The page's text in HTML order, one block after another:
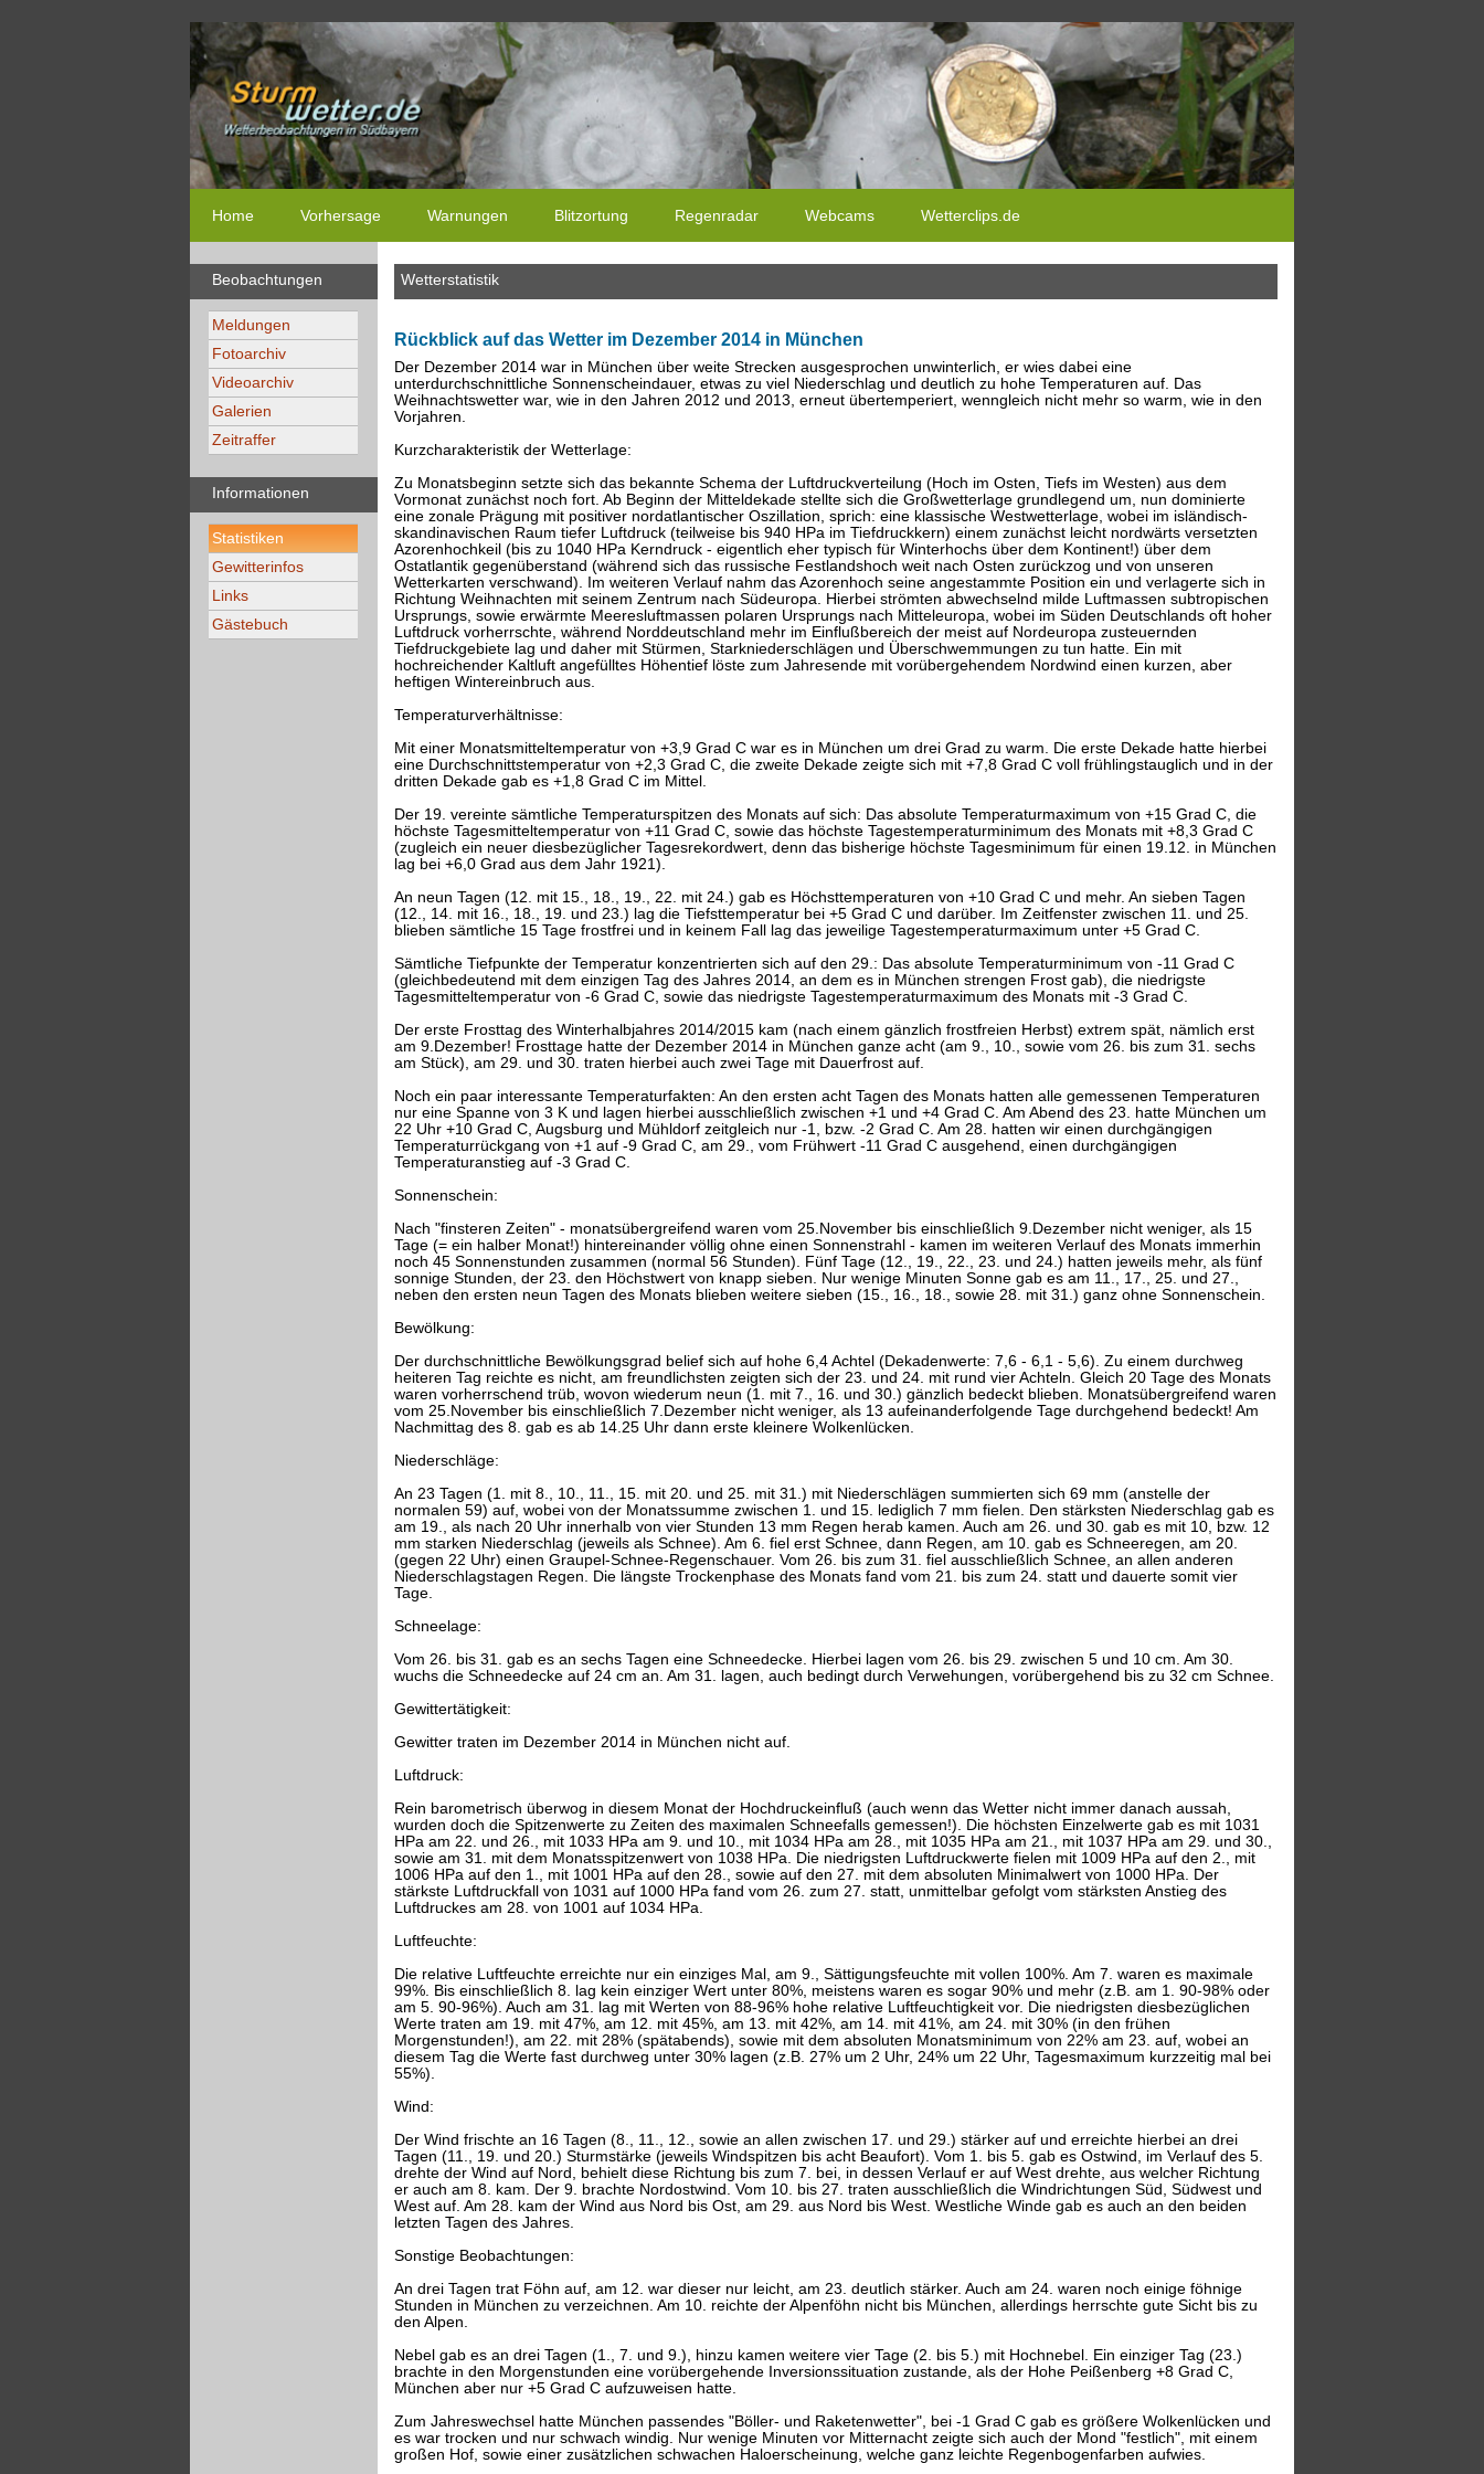
Home Vorhersage Warnungen Blitzortung Regenradar Webcams Wetterclips.de
Beobachtungen
Meldungen
Fotoarchiv
Videoarchiv
Galerien
Zeitraffer
Informationen
Statistiken
Gewitterinfos
Links
Gästebuch
Wetterstatistik
Rückblick auf das Wetter im Dezember 2014 in München
Der Dezember 2014 war in München über weite Strecken ausgesprochen unwinterlich, er wies dabei eine
unterdurchschnittliche Sonnenscheindauer, etwas zu viel Niederschlag und deutlich zu hohe Temperaturen auf. Das
Weihnachtswetter war, wie in den Jahren 2012 und 2013, erneut übertemperiert, wenngleich nicht mehr so warm, wie in den
Vorjahren.
Kurzcharakteristik der Wetterlage:
Zu Monatsbeginn setzte sich das bekannte Schema der Luftdruckverteilung (Hoch im Osten, Tiefs im Westen) aus dem
Vormonat zunächst noch fort. Ab Beginn der Mitteldekade stellte sich die Großwetterlage grundlegend um, nun dominierte
eine zonale Prägung mit positiver nordatlantischer Oszillation, sprich: eine klassische Westwetterlage, wobei im isländisch-
skandinavischen Raum tiefer Luftdruck (teilweise bis 940 HPa im Tiefdruckkern) einem zunächst leicht nordwärts versetzten
Azorenhochkeil (bis zu 1040 HPa Kerndruck - eigentlich eher typisch für Winterhochs über dem Kontinent!) über dem
Ostatlantik gegenüberstand (während sich das russische Festlandshoch weit nach Osten zurückzog und von unseren
Wetterkarten verschwand). Im weiteren Verlauf nahm das Azorenhoch seine angestammte Position ein und verlagerte sich in
Richtung Weihnachten mit seinem Zentrum nach Südeuropa. Hierbei strömten abwechselnd milde Luftmassen subtropischen
Ursprungs, sowie erwärmte Meeresluftmassen polaren Ursprungs nach Mitteleuropa, wobei im Süden Deutschlands oft hoher
Luftdruck vorherrschte, während Norddeutschland mehr im Einflußbereich der meist auf Nordeuropa zusteuernden
Tiefdruckgebiete lag und daher mit Stürmen, Starkniederschlägen und Überschwemmungen zu tun hatte. Ein mit
hochreichender Kaltluft angefülltes Höhentief löste zum Jahresende mit vorübergehendem Nordwind einen kurzen, aber
heftigen Wintereinbruch aus.
Temperaturverhältnisse:
Mit einer Monatsmitteltemperatur von +3,9 Grad C war es in München um drei Grad zu warm. Die erste Dekade hatte hierbei
eine Durchschnittstemperatur von +2,3 Grad C, die zweite Dekade zeigte sich mit +7,8 Grad C voll frühlingstauglich und in der
dritten Dekade gab es +1,8 Grad C im Mittel.
Der 19. vereinte sämtliche Temperaturspitzen des Monats auf sich: Das absolute Temperaturmaximum von +15 Grad C, die
höchste Tagesmitteltemperatur von +11 Grad C, sowie das höchste Tagestemperaturminimum des Monats mit +8,3 Grad C
(zugleich ein neuer diesbezüglicher Tagesrekordwert, denn das bisherige höchste Tagesminimum für einen 19.12. in München
lag bei +6,0 Grad aus dem Jahr 1921).
An neun Tagen (12. mit 15., 18., 19., 22. mit 24.) gab es Höchsttemperaturen von +10 Grad C und mehr. An sieben Tagen
(12., 14. mit 16., 18., 19. und 23.) lag die Tiefsttemperatur bei +5 Grad C und darüber. Im Zeitfenster zwischen 11. und 25.
blieben sämtliche 15 Tage frostfrei und in keinem Fall lag das jeweilige Tagestemperaturmaximum unter +5 Grad C.
Sämtliche Tiefpunkte der Temperatur konzentrierten sich auf den 29.: Das absolute Temperaturminimum von -11 Grad C
(gleichbedeutend mit dem einzigen Tag des Jahres 2014, an dem es in München strengen Frost gab), die niedrigste
Tagesmitteltemperatur von -6 Grad C, sowie das niedrigste Tagestemperaturmaximum des Monats mit -3 Grad C.
Der erste Frosttag des Winterhalbjahres 2014/2015 kam (nach einem gänzlich frostfreien Herbst) extrem spät, nämlich erst
am 9.Dezember! Frosttage hatte der Dezember 2014 in München ganze acht (am 9., 10., sowie vom 26. bis zum 31. sechs
am Stück), am 29. und 30. traten hierbei auch zwei Tage mit Dauerfrost auf.
Noch ein paar interessante Temperaturfakten: An den ersten acht Tagen des Monats hatten alle gemessenen Temperaturen
nur eine Spanne von 3 K und lagen hierbei ausschließlich zwischen +1 und +4 Grad C. Am Abend des 23. hatte München um
22 Uhr +10 Grad C, Augsburg und Mühldorf zeitgleich nur -1, bzw. -2 Grad C. Am 28. hatten wir einen durchgängigen
Temperaturrückgang von +1 auf -9 Grad C, am 29., vom Frühwert -11 Grad C ausgehend, einen durchgängigen
Temperaturanstieg auf -3 Grad C.
Sonnenschein:
Nach "finsteren Zeiten" - monatsübergreifend waren vom 25.November bis einschließlich 9.Dezember nicht weniger, als 15
Tage (= ein halber Monat!) hintereinander völlig ohne einen Sonnenstrahl - kamen im weiteren Verlauf des Monats immerhin
noch 45 Sonnenstunden zusammen (normal 56 Stunden). Fünf Tage (12., 19., 22., 23. und 24.) hatten jeweils mehr, als fünf
sonnige Stunden, der 23. den Höchstwert von knapp sieben. Nur wenige Minuten Sonne gab es am 11., 17., 25. und 27.,
neben den ersten neun Tagen des Monats blieben weitere sieben (15., 16., 18., sowie 28. mit 31.) ganz ohne Sonnenschein.
Bewölkung:
Der durchschnittliche Bewölkungsgrad belief sich auf hohe 6,4 Achtel (Dekadenwerte: 7,6 - 6,1 - 5,6). Zu einem durchweg
heiteren Tag reichte es nicht, am freundlichsten zeigten sich der 23. und 24. mit rund vier Achteln. Gleich 20 Tage des Monats
waren vorherrschend trüb, wovon wiederum neun (1. mit 7., 16. und 30.) gänzlich bedeckt blieben. Monatsübergreifend waren
vom 25.November bis einschließlich 7.Dezember nicht weniger, als 13 aufeinanderfolgende Tage durchgehend bedeckt! Am
Nachmittag des 8. gab es ab 14.25 Uhr dann erste kleinere Wolkenlücken.
Niederschläge:
An 23 Tagen (1. mit 8., 10., 11., 15. mit 20. und 25. mit 31.) mit Niederschlägen summierten sich 69 mm (anstelle der
normalen 59) auf, wobei von der Monatssumme zwischen 1. und 15. lediglich 7 mm fielen. Den stärksten Niederschlag gab es
am 19., als nach 20 Uhr innerhalb von vier Stunden 13 mm Regen herab kamen. Auch am 26. und 30. gab es mit 10, bzw. 12
mm starken Niederschlag (jeweils als Schnee). Am 6. fiel erst Schnee, dann Regen, am 10. gab es Schneeregen, am 20.
(gegen 22 Uhr) einen Graupel-Schnee-Regenschauer. Vom 26. bis zum 31. fiel ausschließlich Schnee, an allen anderen
Niederschlagstagen Regen. Die längste Trockenphase des Monats fand vom 21. bis zum 24. statt und dauerte somit vier
Tage.
Schneelage:
Vom 26. bis 31. gab es an sechs Tagen eine Schneedecke. Hierbei lagen vom 26. bis 29. zwischen 5 und 10 cm. Am 30.
wuchs die Schneedecke auf 24 cm an. Am 31. lagen, auch bedingt durch Verwehungen, vorübergehend bis zu 32 cm Schnee.
Gewittertätigkeit:
Gewitter traten im Dezember 2014 in München nicht auf.
Luftdruck:
Rein barometrisch überwog in diesem Monat der Hochdruckeinfluß (auch wenn das Wetter nicht immer danach aussah,
wurden doch die Spitzenwerte zu Zeiten des maximalen Schneefalls gemessen!). Die höchsten Einzelwerte gab es mit 1031
HPa am 22. und 26., mit 1033 HPa am 9. und 10., mit 1034 HPa am 28., mit 1035 HPa am 21., mit 1037 HPa am 29. und 30.,
sowie am 31. mit dem Monatsspitzenwert von 1038 HPa. Die niedrigsten Luftdruckwerte fielen mit 1009 HPa auf den 2., mit
1006 HPa auf den 1., mit 1001 HPa auf den 28., sowie auf den 27. mit dem absoluten Minimalwert von 1000 HPa. Der
stärkste Luftdruckfall von 1031 auf 1000 HPa fand vom 26. zum 27. statt, unmittelbar gefolgt vom stärksten Anstieg des
Luftdruckes am 28. von 1001 auf 1034 HPa.
Luftfeuchte:
Die relative Luftfeuchte erreichte nur ein einziges Mal, am 9., Sättigungsfeuchte mit vollen 100%. Am 7. waren es maximale
99%. Bis einschließlich 8. lag kein einziger Wert unter 80%, meistens waren es sogar 90% und mehr (z.B. am 1. 90-98% oder
am 5. 90-96%). Auch am 31. lag mit Werten von 88-96% hohe relative Luftfeuchtigkeit vor. Die niedrigsten diesbezüglichen
Werte traten am 19. mit 47%, am 12. mit 45%, am 13. mit 42%, am 14. mit 41%, am 24. mit 30% (in den frühen
Morgenstunden!), am 22. mit 28% (spätabends), sowie mit dem absoluten Monatsminimum von 22% am 23. auf, wobei an
diesem Tag die Werte fast durchweg unter 30% lagen (z.B. 27% um 2 Uhr, 24% um 22 Uhr, Tagesmaximum kurzzeitig mal bei
55%).
Wind:
Der Wind frischte an 16 Tagen (8., 11., 12., sowie an allen zwischen 17. und 29.) stärker auf und erreichte hierbei an drei
Tagen (11., 19. und 20.) Sturmstärke (jeweils Windspitzen bis acht Beaufort). Vom 1. bis 5. gab es Ostwind, im Verlauf des 5.
drehte der Wind auf Nord, behielt diese Richtung bis zum 7. bei, in dessen Verlauf er auf West drehte, aus welcher Richtung
er auch am 8. kam. Der 9. brachte Nordostwind. Vom 10. bis 27. traten ausschließlich die Windrichtungen Süd, Südwest und
West auf. Am 28. kam der Wind aus Nord bis Ost, am 29. aus Nord bis West. Westliche Winde gab es auch an den beiden
letzten Tagen des Jahres.
Sonstige Beobachtungen:
An drei Tagen trat Föhn auf, am 12. war dieser nur leicht, am 23. deutlich stärker. Auch am 24. waren noch einige föhnige
Stunden in München zu verzeichnen. Am 10. reichte der Alpenföhn nicht bis München, allerdings herrschte gute Sicht bis zu
den Alpen.
Nebel gab es an drei Tagen (1., 7. und 9.), hinzu kamen weitere vier Tage (2. bis 5.) mit Hochnebel. Ein einziger Tag (23.)
brachte in den Morgenstunden eine vorübergehende Inversionssituation zustande, als der Hohe Peißenberg +8 Grad C,
München aber nur +5 Grad C aufzuweisen hatte.
Zum Jahreswechsel hatte München passendes "Böller- und Raketenwetter", bei -1 Grad C gab es größere Wolkenlücken und
es war trocken und nur schwach windig. Nur wenige Minuten vor Mitternacht zeigte sich auch der Mond "festlich", mit einem
großen Hof, sowie einer zusätzlichen schwachen Haloerscheinung, welche ganz leichte Regenbogenfarben aufwies.